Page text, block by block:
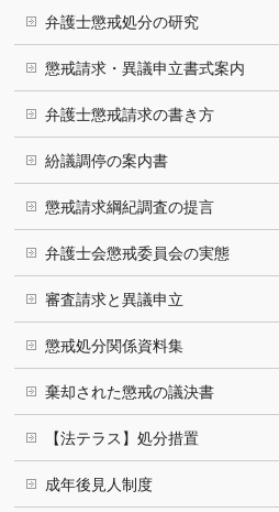
弁護士懲戒処分の研究
懲戒請求・異議申立書式案内
弁護士懲戒請求の書き方
紛議調停の案内書
懲戒請求綱紀調査の提言
弁護士会懲戒委員会の実態
審査請求と異議申立
懲戒処分関係資料集
棄却された懲戒の議決書
【法テラス】処分措置
成年後見人制度